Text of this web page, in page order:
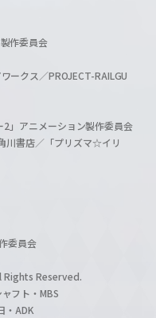
作委員会
ークス／PROJECT-RAILGU
アニメーション製作委員会
川書店／「プリズマ☆イリ
委員会
Rights Reserved.
フト・MBS
・ADK